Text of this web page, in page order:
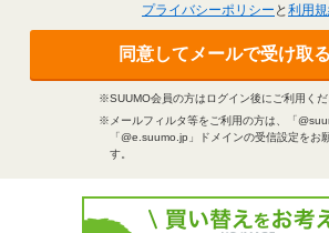
プライバシーポリシー と 利用
同意してメールで受け取
※SUUMO会員の方はログイン後にご利用くだ
※メールフィルタ等をご利用の方は、「
「@e.suumo.jp」ドメインの受信設定をお
す。